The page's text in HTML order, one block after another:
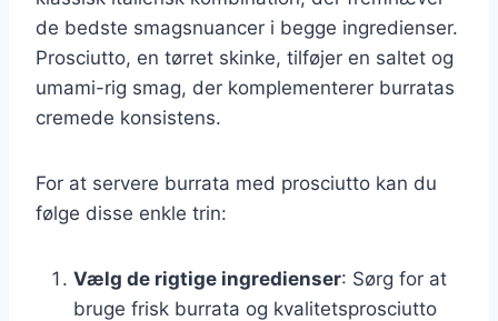
de bedste smagsnuancer i begge ingredienser.
Prosciutto, en tørret skinke, tilføjer en saltet og
umami-rig smag, der komplementerer burratas
cremede konsistens.
For at servere burrata med prosciutto kan du
følge disse enkle trin:
Vælg de rigtige ingredienser: Sørg for at
bruge frisk burrata og kvalitetsprosciutto